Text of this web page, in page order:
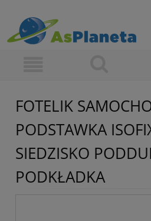
FOTELIK
PODSTAWKA
SIEDZISKO
PODKŁADKA